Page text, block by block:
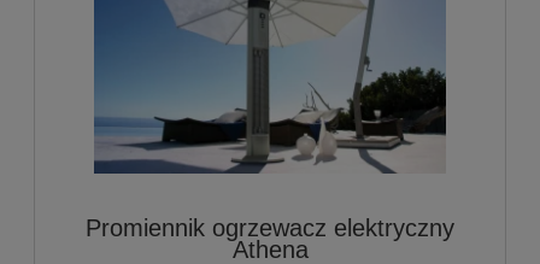
Promiennik ogrzewacz elektryczny
Athena